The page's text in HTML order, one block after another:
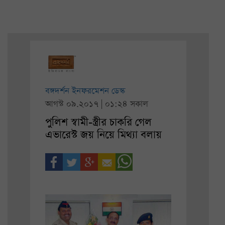
বঙ্গদর্শন ইনফরমেশন ডেস্ক
আগস্ট ০৯.২০১৭ | ০১:২৪ সকাল
পুলিশ স্বামী-স্ত্রীর চাকরি গেল
এভারেস্ট জয় নিয়ে মিথ্যা বলায়